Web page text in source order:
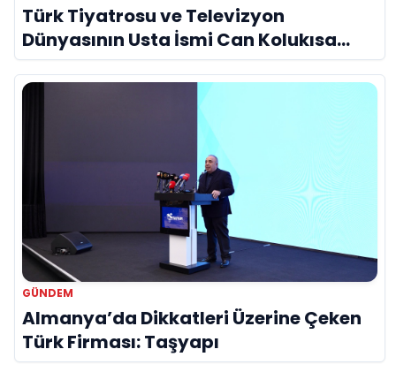
Türk Tiyatrosu ve Televizyon
Dünyasının Usta İsmi Can Kolukısa
Hayatını Kaybetti
GÜNDEM
Almanya’da Dikkatleri Üzerine Çeken
Türk Firması: Taşyapı